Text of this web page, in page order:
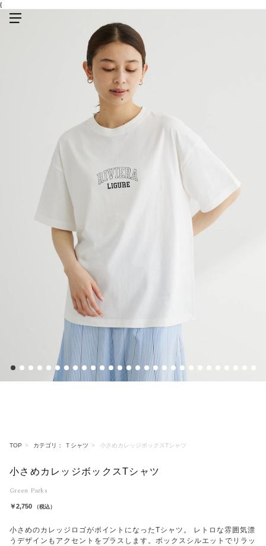
{
TOP カテゴリ： Ｔシャツ 小さめカレッジボックスTシャツ
小さめカレッジボックスTシャツ
Green Parks
￥2,750 （税込）
小さめのカレッジロゴがポイントになったTシャツ。 レトロな雰囲気漂
うデザインもアクセントをプラスします。ボックスシルエットでリラッ
1 2 3 4 5 6 7 8 9 10 11 12 13 14 15 16 17 18 19 20